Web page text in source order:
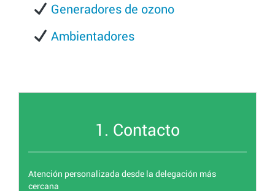
Generadores de ozono
Ambientadores
1. Contacto
Atención personalizada desde la delegación más
cercana